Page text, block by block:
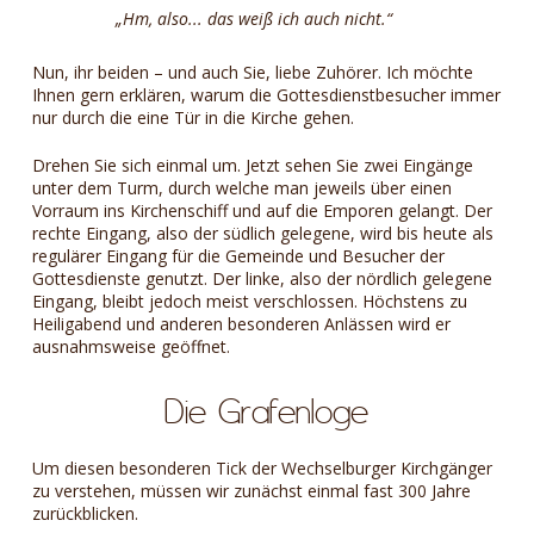
„Hm, also... das weiß ich auch nicht.“
Nun, ihr beiden – und auch Sie, liebe Zuhörer. Ich möchte
Ihnen gern erklären, warum die Gottesdienstbesucher immer
nur durch die eine Tür in die Kirche gehen.
Drehen Sie sich einmal um. Jetzt sehen Sie zwei Eingänge
unter dem Turm, durch welche man jeweils über einen
Vorraum ins Kirchenschiff und auf die Emporen gelangt. Der
rechte Eingang, also der südlich gelegene, wird bis heute als
regulärer Eingang für die Gemeinde und Besucher der
Gottesdienste genutzt. Der linke, also der nördlich gelegene
Eingang, bleibt jedoch meist verschlossen. Höchstens zu
Heiligabend und anderen besonderen Anlässen wird er
ausnahmsweise geöffnet.
Die Grafenloge
Um diesen besonderen Tick der Wechselburger Kirchgänger
zu verstehen, müssen wir zunächst einmal fast 300 Jahre
zurückblicken.